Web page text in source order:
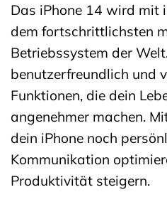
Das iPhone 14 wird mit
dem fortschrittlichsten
Betriebssystem der
benutzerfreundlich und
Funktionen, die dein
angenehmer machen.
dein iPhone noch
Kommunikation
Produktivität steigern.